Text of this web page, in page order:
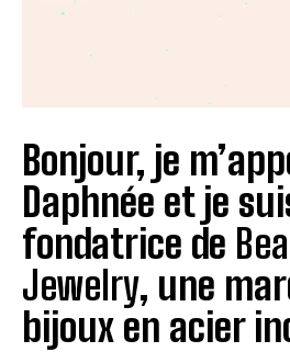
Bonjour, je
Daphnée et je
fondatrice de
Jewelry, une
bijoux en acier